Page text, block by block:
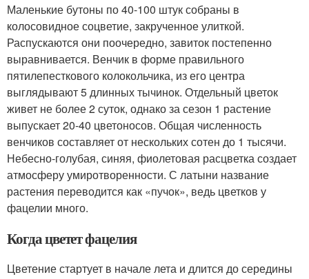
Маленькие бутоны по 40-100 штук собраны в
колосовидное соцветие, закрученное улиткой.
Распускаются они поочередно, завиток постепенно
выравнивается. Венчик в форме правильного
пятилепесткового колокольчика, из его центра
выглядывают 5 длинных тычинок. Отдельный цветок
живет не более 2 суток, однако за сезон 1 растение
выпускает 20-40 цветоносов. Общая численность
венчиков составляет от нескольких сотен до 1 тысячи.
Небесно-голубая, синяя, фиолетовая расцветка создает
атмосферу умиротворенности. С латыни название
растения переводится как «пучок», ведь цветков у
фацелии много.
Когда цветет фацелия
Цветение стартует в начале лета и длится до середины